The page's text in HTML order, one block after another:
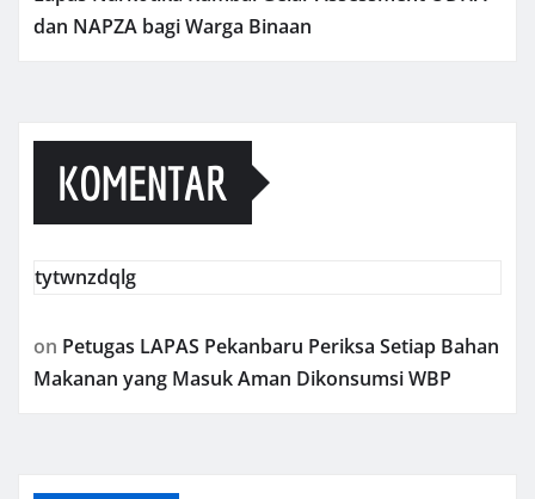
dan NAPZA bagi Warga Binaan
KOMENTAR
tytwnzdqlg
on Petugas LAPAS Pekanbaru Periksa Setiap Bahan
Makanan yang Masuk Aman Dikonsumsi WBP